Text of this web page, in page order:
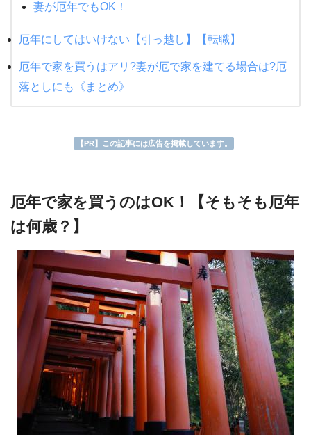
妻が厄年でもOK！
厄年にしてはいけない【引っ越し】【転職】
厄年で家を買うはアリ?妻が厄で家を建てる場合は?厄
落としにも《まとめ》
【PR】この記事には広告を掲載しています。
厄年で家を買うのはOK！【そもそも厄年
は何歳？】